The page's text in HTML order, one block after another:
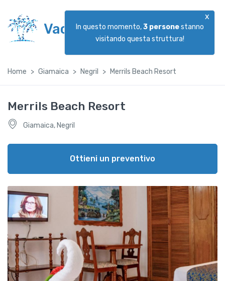
Vacanzeggiando
x
In questo momento,3personestanno
visitando questa struttura!
Home Giamaica Negril Merrils Beach Resort
Merrils Beach Resort
Giamaica, Negril
Ottieni un preventivo